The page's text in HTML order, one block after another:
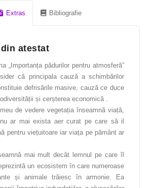
Extras Bibliografie
atestat
„Importanța pădurilor pentru atmosferă”
că principala cauză a schimbărilor
defrisările masive, cauză ce duce
și cerșterea economică .
de vedere vegetația înseamnă viață,
ar mai exista aer curat pe care să il
pentru viețuitoare iar viața pe pământ ar
mai mult decât lemnul pe care îl
un ecosistem în care numeroase
și animale trăiesc în armonie. Ea